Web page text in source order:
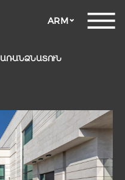
ARM
ԱՌԱՆՁՆԱՏՈՒՆ